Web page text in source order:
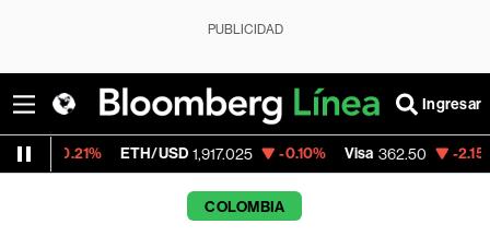
PUBLICIDAD
Ingresar
ETH/USD 1,917.025 -0.10% Visa 362.50 -2.15%
COLOMBIA